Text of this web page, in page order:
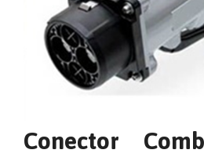
Conector